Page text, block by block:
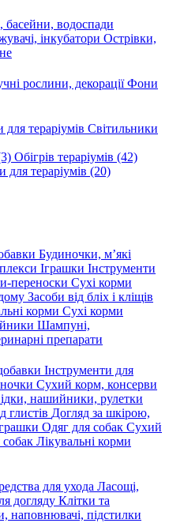
басейни, водоспади
інкубатори Острівки,
рослини, декораціїФони
тераріумів Світильники
Обігрів тераріумів (42)
для тераріумів (20)
Будиночки, м’які
Іграшки Інструменти
переноски Сухі корми
Засоби від бліх і кліщів
корми Сухі корми
Шампуні,
препарати
Інструменти для
Сухий корм, консерви
нашийники, рулетки
глистів Догляд за шкірою,
Одяг для собак Сухий
Лікувальні корми
для ухода Ласощі,
догляду Клітки та
наповнювачі, підстилки